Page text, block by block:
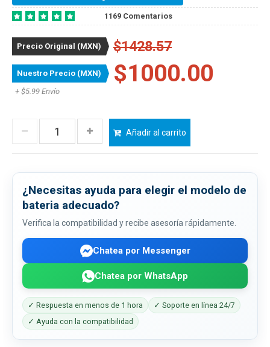
1169 Comentarios
Precio Original (MXN) $1428.57
Nuestro Precio (MXN) $1000.00
+ $5.99 Envío
Añadir al carrito
¿Necesitas ayuda para elegir el modelo de
bateria adecuado?
Verifica la compatibilidad y recibe asesoría rápidamente.
Chatea por Messenger
Chatea por WhatsApp
✓ Respuesta en menos de 1 hora
✓ Soporte en línea 24/7
✓ Ayuda con la compatibilidad